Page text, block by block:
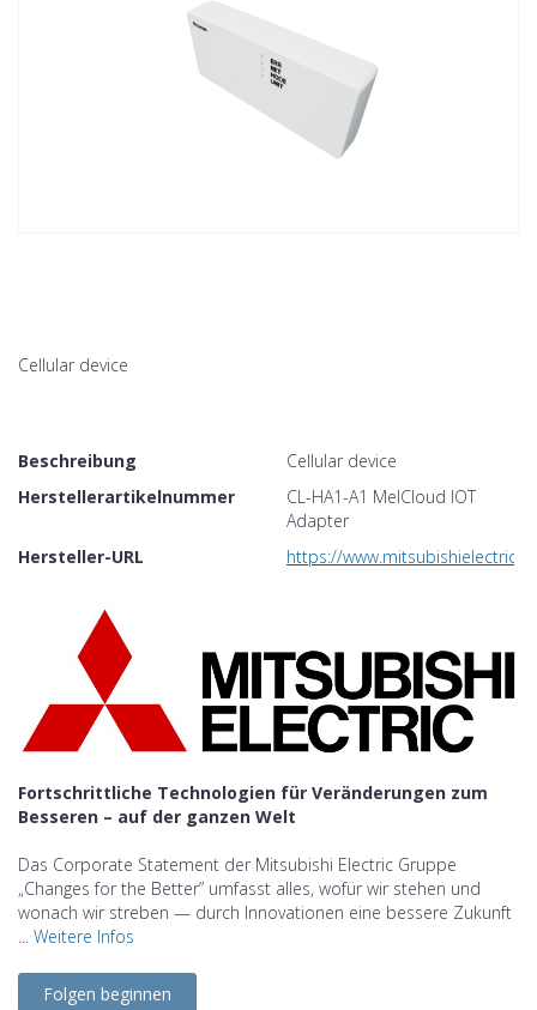
Cellular device
Beschreibung
Cellular device
Herstellerartikelnummer
CL-HA1-A1 MelCloud IOT
Adapter
Hersteller-URL
https://
Fortschrittliche Technologien für Veränderungen zum
Besseren – auf der ganzen Welt
Das Corporate Statement der Mitsubishi Electric Gruppe
„Changes for the Better” umfasst alles, wofür wir stehen und
wonach wir streben — durch Innovationen eine bessere Zukunft
... Weitere Infos
Folgen beginnen